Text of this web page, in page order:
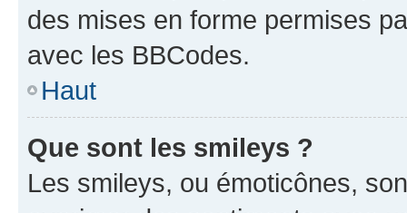
des mises en forme permises
avec les BBCodes.
Haut
Que sont les smileys ?
Les smileys, ou émoticônes,